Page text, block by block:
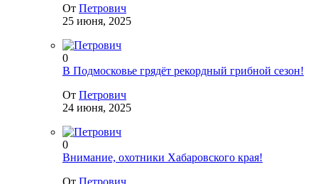
От Петрович
25 июня, 2025
0
В Подмосковье грядёт рекордный грибной сезон!
От Петрович
24 июня, 2025
0
Внимание, охотники Хабаровского края!
От Петрович